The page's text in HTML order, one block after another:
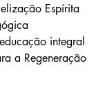
Espírita
integral
a Regeneração